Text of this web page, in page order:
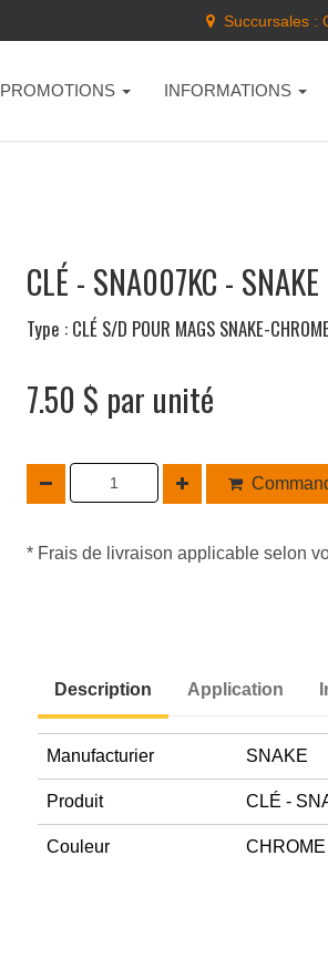
Succursales :
PROMOTIONS INFORMATIONS
CLÉ - SNA007KC - SNAKE
Type : CLÉ S/D POUR MAGS SNAKE-
7.50 $ par unité
* Frais de livraison applicable selon
Description Application
Manufacturier SNAKE
Produit CLÉ -
Couleur CHROME